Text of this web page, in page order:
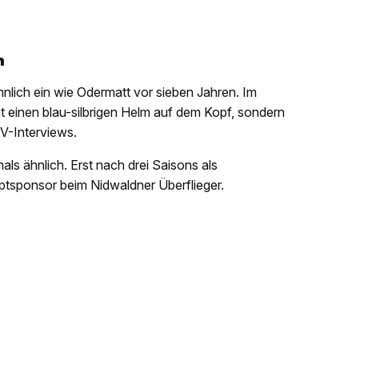
ein wie Odermatt vor sieben Jahren. Im
blau-silbrigen Helm auf dem Kopf, sondern
Interviews.
ähnlich. Erst nach drei Saisons als
beim Nidwaldner Überflieger.